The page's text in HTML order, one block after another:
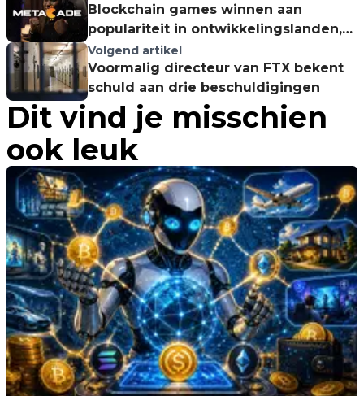
Blockchain games winnen aan
populariteit in ontwikkelingslanden,
wat Metacade een groot voordeel
geeft
Volgend artikel
Voormalig directeur van FTX bekent
schuld aan drie beschuldigingen
Dit vind je misschien
ook leuk